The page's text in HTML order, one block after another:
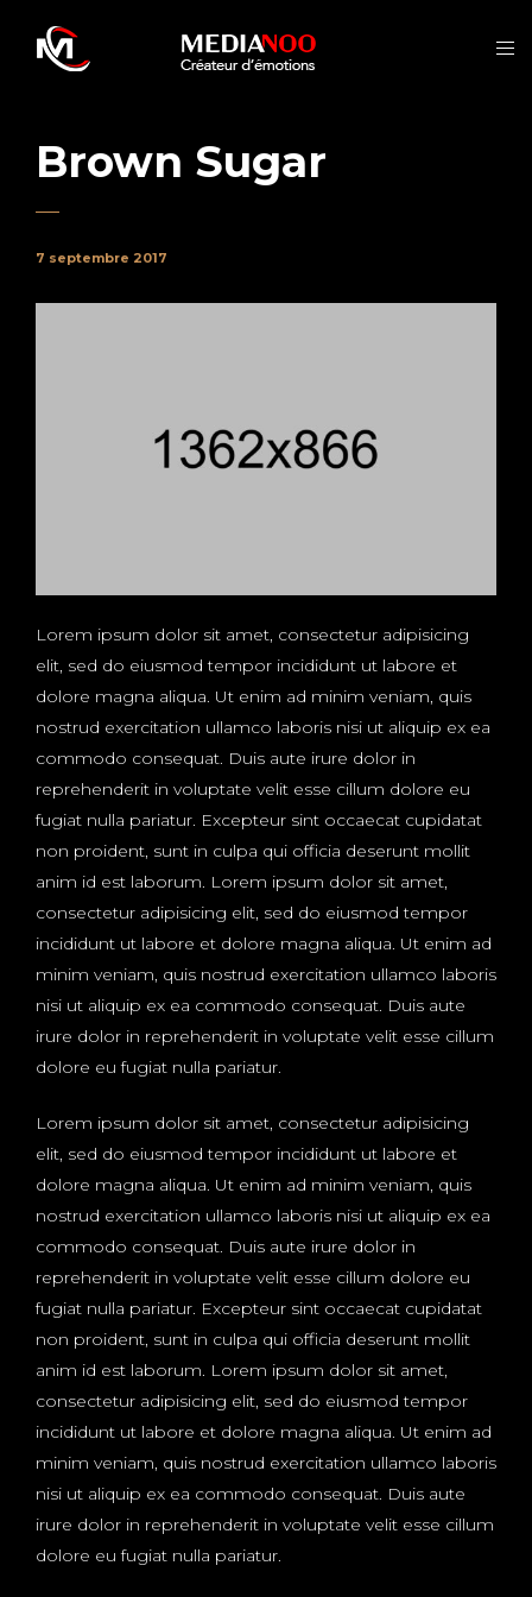
Brown Sugar
7 septembre 2017
Lorem ipsum dolor sit amet, consectetur adipisicing
elit, sed do eiusmod tempor incididunt ut labore et
dolore magna aliqua. Ut enim ad minim veniam, quis
nostrud exercitation ullamco laboris nisi ut aliquip ex ea
commodo consequat. Duis aute irure dolor in
reprehenderit in voluptate velit esse cillum dolore eu
fugiat nulla pariatur. Excepteur sint occaecat cupidatat
non proident, sunt in culpa qui officia deserunt mollit
anim id est laborum. Lorem ipsum dolor sit amet,
consectetur adipisicing elit, sed do eiusmod tempor
incididunt ut labore et dolore magna aliqua. Ut enim ad
minim veniam, quis nostrud exercitation ullamco laboris
nisi ut aliquip ex ea commodo consequat. Duis aute
irure dolor in reprehenderit in voluptate velit esse cillum
dolore eu fugiat nulla pariatur.
Lorem ipsum dolor sit amet, consectetur adipisicing
elit, sed do eiusmod tempor incididunt ut labore et
dolore magna aliqua. Ut enim ad minim veniam, quis
nostrud exercitation ullamco laboris nisi ut aliquip ex ea
commodo consequat. Duis aute irure dolor in
reprehenderit in voluptate velit esse cillum dolore eu
fugiat nulla pariatur. Excepteur sint occaecat cupidatat
non proident, sunt in culpa qui officia deserunt mollit
anim id est laborum. Lorem ipsum dolor sit amet,
consectetur adipisicing elit, sed do eiusmod tempor
incididunt ut labore et dolore magna aliqua. Ut enim ad
minim veniam, quis nostrud exercitation ullamco laboris
nisi ut aliquip ex ea commodo consequat. Duis aute
irure dolor in reprehenderit in voluptate velit esse cillum
dolore eu fugiat nulla pariatur.